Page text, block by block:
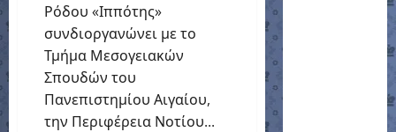
Ρόδου «Ιππότης»
συνδιοργανώνει με το
Τμήμα Μεσογειακών
Σπουδών του
Πανεπιστημίου Αιγαίου,
την Περιφέρεια Νοτίου...
Πανελλήνιο